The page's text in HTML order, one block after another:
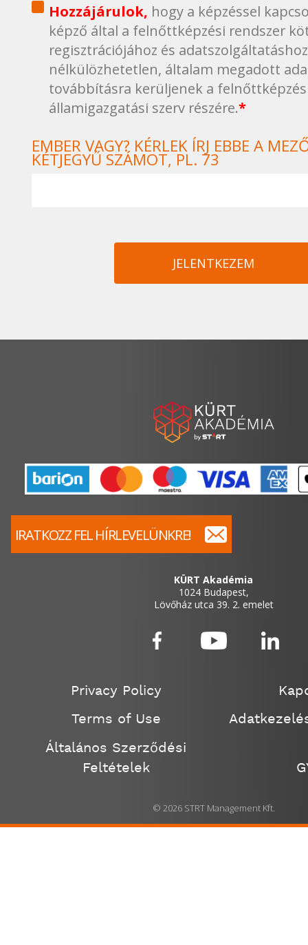
Hozzájárult
Hozzájárulok, hogy a képzéssel
képző által a felnőttképzési rendszer
regisztrációjához és adatszolgáltatáshoz
nélkülözhetetlen, általam megadott
továbbításra kerüljenek a
államigazgatási szerv részére.*
EMBER VAGY? KÉRLEK ÍRJ EBBE A
KÉTJEGYŰ SZÁMOT, PL. 73
JELENTKEZEM
KÜRT Akadémia
1024 Budapest,
Lövőház utca 39. 2. emelet
IRATKOZZ FEL HÍRLEVELÜNKRE!
Privacy Policy
Terms of Use
Általános Szerződési
Feltételek
© 2026 STRT Management Kft.